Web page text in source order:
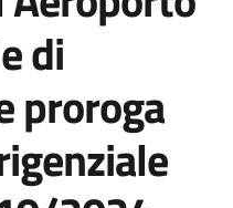
di
proroga